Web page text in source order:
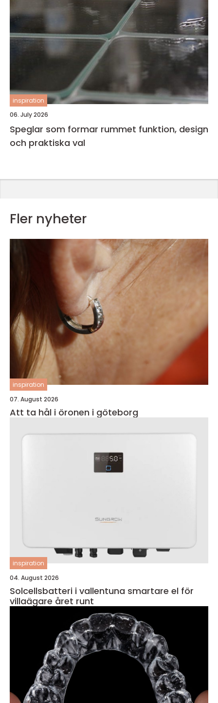
inspiration
06. July 2026
Speglar som formar rummet funktion, design
och praktiska val
Fler nyheter
inspiration
07. August 2026
Att ta hål i öronen i göteborg
inspiration
04. August 2026
Solcellsbatteri i vallentuna smartare el för
villaägare året runt